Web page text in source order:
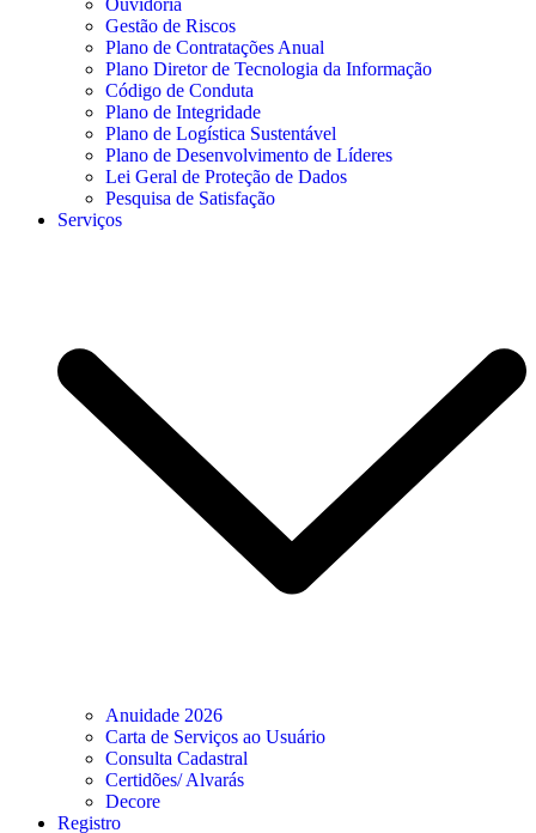
Ouvidoria
Gestão de Riscos
Plano de Contratações Anual
Plano Diretor de Tecnologia da Informação
Código de Conduta
Plano de Integridade
Plano de Logística Sustentável
Plano de Desenvolvimento de Líderes
Lei Geral de Proteção de Dados
Pesquisa de Satisfação
Serviços
Anuidade 2026
Carta de Serviços ao Usuário
Consulta Cadastral
Certidões/ Alvarás
Decore
Registro